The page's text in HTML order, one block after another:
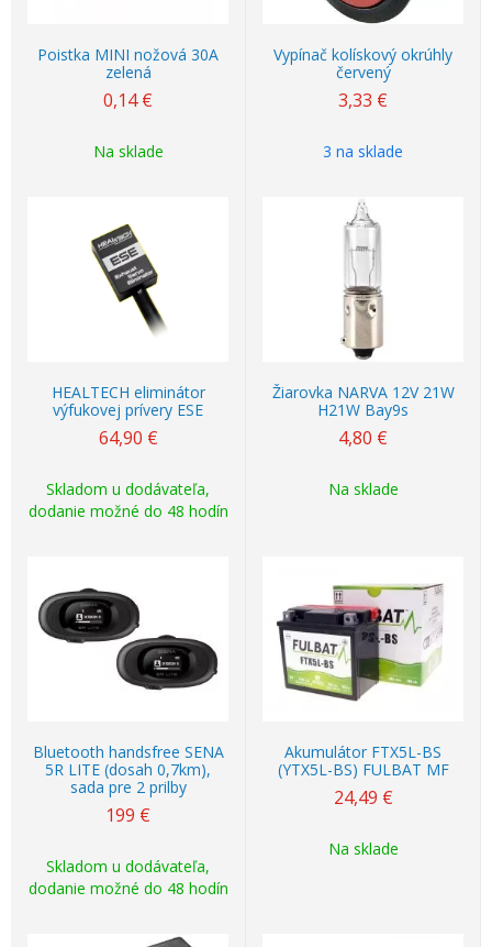
Poistka MINI nožová 30A
zelená
0,14 €
Na sklade
Vypínač kolískový okrúhly
červený
3,33 €
3 na sklade
HEALTECH eliminátor
výfukovej prívery ESE
64,90 €
Skladom u dodávateľa,
dodanie možné do 48 hodín
Žiarovka NARVA 12V 21W
H21W Bay9s
4,80 €
Na sklade
Bluetooth handsfree SENA
5R LITE (dosah 0,7km),
sada pre 2 prilby
199 €
Skladom u dodávateľa,
dodanie možné do 48 hodín
Akumulátor FTX5L-BS
(YTX5L-BS) FULBAT MF
24,49 €
Na sklade